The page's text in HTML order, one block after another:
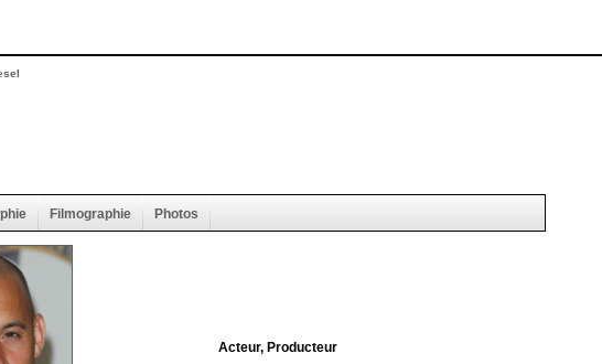
Filmographie Photos
Acteur, Producteur